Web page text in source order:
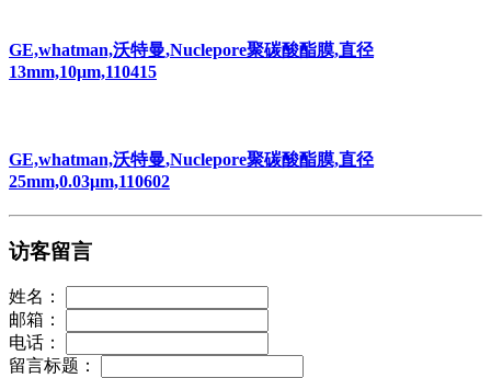
GE,whatman,沃特曼,Nuclepore聚碳酸酯膜,直径
13mm,10μm,110415
GE,whatman,沃特曼,Nuclepore聚碳酸酯膜,直径
25mm,0.03μm,110602
访客留言
姓名：
邮箱：
电话：
留言标题：